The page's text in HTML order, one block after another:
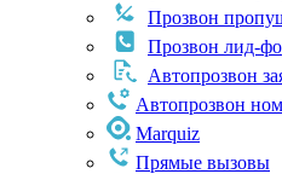
Прозвон
Прозвон лид-
Автопрозвон
Автопрозвон
Marquiz
Прямые вызовы